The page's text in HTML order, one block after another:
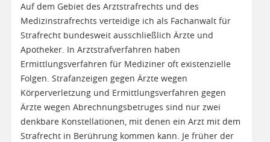
Auf dem Gebiet des Arztstrafrechts und des
Medizinstrafrechts verteidige ich als Fachanwalt für
Strafrecht bundesweit ausschließlich Ärzte und
Apotheker. In Arztstrafverfahren haben
Ermittlungsverfahren für Mediziner oft existenzielle
Folgen. Strafanzeigen gegen Ärzte wegen
Körperverletzung und Ermittlungsverfahren gegen
Ärzte wegen Abrechnungsbetruges sind nur zwei
denkbare Konstellationen, mit denen ein Arzt mit dem
Strafrecht in Berührung kommen kann. Je früher der